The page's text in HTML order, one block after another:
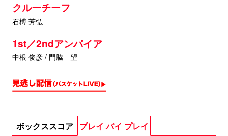
クルーチーフ
石榑 芳弘
1st／2ndアンパイア
中根 俊彦 / 門脇 望
ボックススコア プレイ バイ プレイ